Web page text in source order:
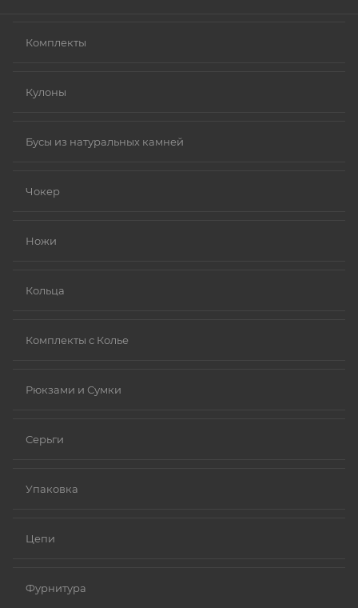
Нержавеющая сталь.
в сплаве может вызывать реакцию).
покрытия других металлов, таких как золото или
Золото (особенно высокой пробы, хотя даже
Платина.
Комплекты
Кулоны
Бусы из натуральных камней
Чокер
Ножи
Кольца
Комплекты с Колье
Рюкзами и Сумки
Серьги
Упаковка
Цепи
Фурнитура